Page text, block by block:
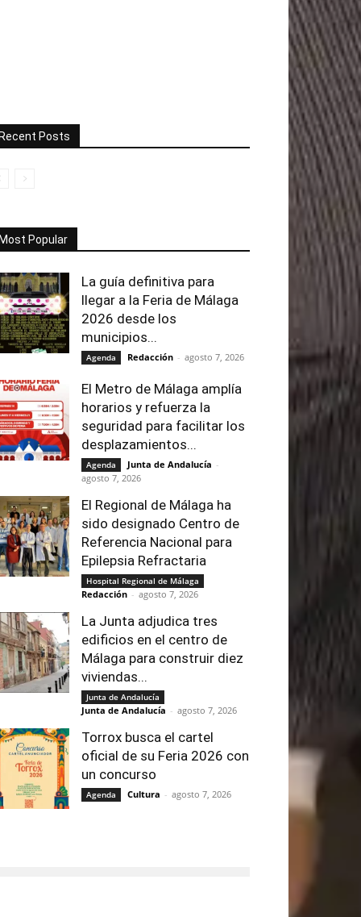
Posts
Popular
La guía definitiva para
llegar a la Feria de Málaga
2026 desde los
municipios...
Agenda Redacción - agosto 7, 2026
El Metro de Málaga amplía
horarios y refuerza la
seguridad para facilitar los
desplazamientos...
Agenda Junta de Andalucía -
agosto 7, 2026
El Regional de Málaga ha
sido designado Centro de
Referencia Nacional para
Epilepsia Refractaria
Hospital Regional de Málaga
Redacción - agosto 7, 2026
La Junta adjudica tres
edificios en el centro de
Málaga para construir diez
viviendas...
Junta de Andalucía
Junta de Andalucía - agosto 7, 2026
Torrox busca el cartel
oficial de su Feria 2026 con
un concurso
Agenda Cultura - agosto 7, 2026